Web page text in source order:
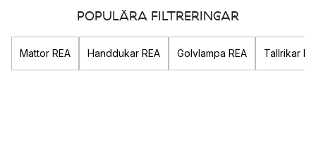
sidan hittar du produkter som dessa och mycket mer inom
POPULÄRA FILTRERINGAR
Mattor REA Handdukar REA Golvlampa REA Tallrikar